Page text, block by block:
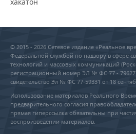
© 2015 - 2026 Сетевое издание «Реальное
Федеральной службой по надзору в сфере
технологий и массовых коммуникаций
регистрационный номер ЭЛ № ФС 77 - 79627
свидетельство Эл № ФС 77-59331 от 18
Использование материалов Реального
предварительного согласия
прямая гиперссылка обязательны при
воспроизведении материалов.